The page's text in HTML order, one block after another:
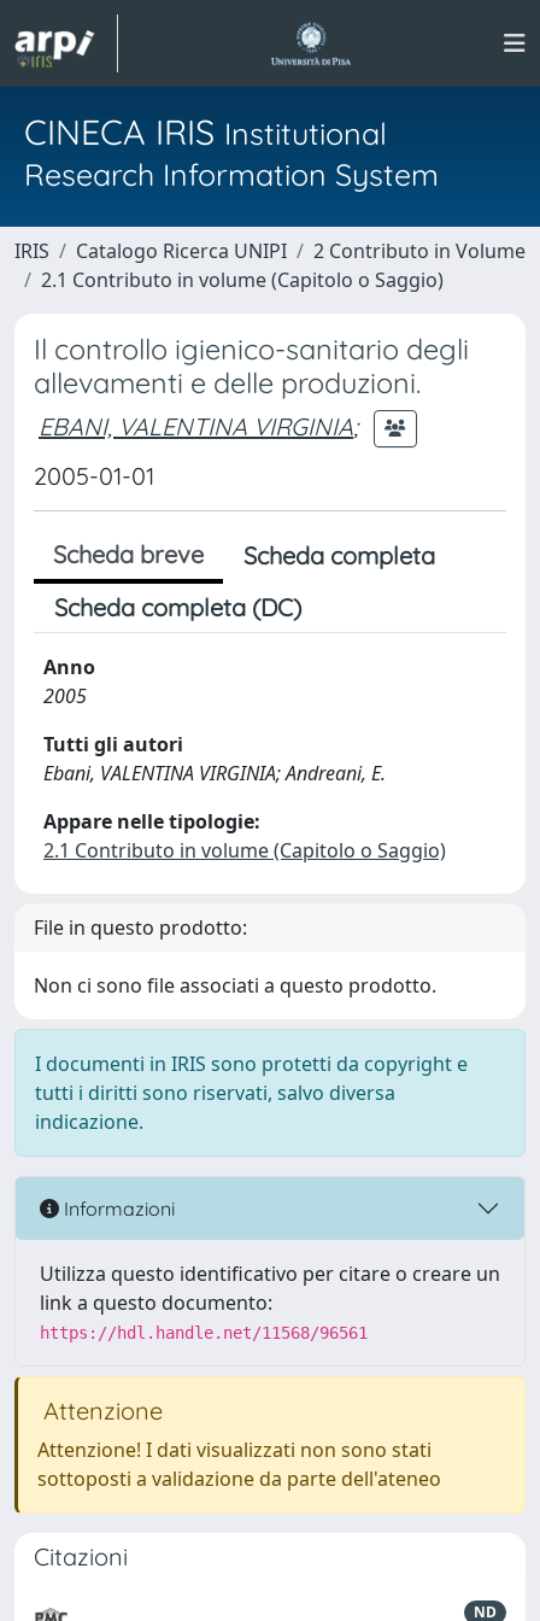
CINECA IRIS Institutional
Research Information System
IRIS Catalogo Ricerca UNIPI
2 Contributo in Volume
2.1 Contributo in volume (Capitolo o Saggio)
Il controllo igienico-sanitario degli
allevamenti e delle produzioni.
EBANI, VALENTINA VIRGINIA;
2005-01-01
Scheda breve
Scheda completa
Scheda completa (DC)
Anno
2005
Tutti gli autori
Ebani, VALENTINA VIRGINIA; Andreani, E.
Appare nelle tipologie:
2.1 Contributo in volume (Capitolo o Saggio)
File in questo prodotto:
Non ci sono file associati a questo prodotto.
I documenti in IRIS sono protetti da copyright e
tutti i diritti sono riservati, salvo diversa
indicazione.
Informazioni
Utilizza questo identificativo per citare o creare un
link a questo documento:
https://hdl.handle.net/11568/96561
Attenzione
Attenzione! I dati visualizzati non sono stati
sottoposti a validazione da parte dell'ateneo
Citazioni
ND